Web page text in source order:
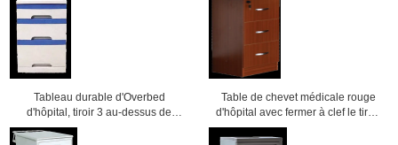
Tableau durable d'Overbed
d'hôpital, tiroir 3 au-dessus de
Cabinet de lit 475x470x755mm
Table de chevet médicale rouge
d'hôpital avec fermer à clef le tiroir
500x450x760mm